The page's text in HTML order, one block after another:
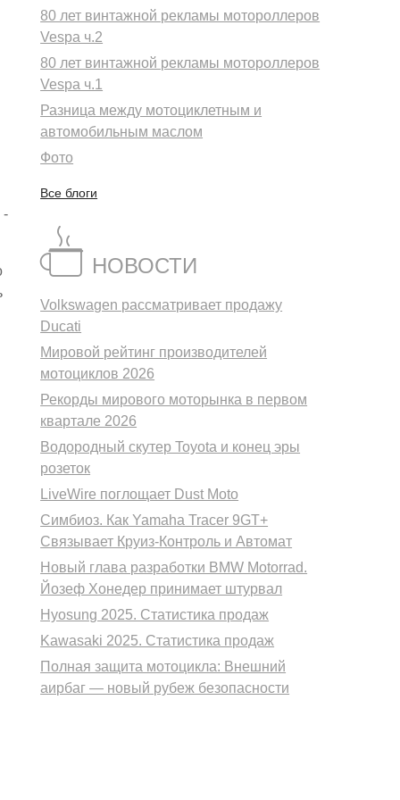
-
80 лет винтажной рекламы мотороллеров
Vespa ч.2
80 лет винтажной рекламы мотороллеров
Vespa ч.1
Разница между мотоциклетным и
автомобильным маслом
Фото
Все блоги
НОВОСТИ
Volkswagen рассматривает продажу
Ducati
Мировой рейтинг производителей
мотоциклов 2026
Рекорды мирового моторынка в первом
квартале 2026
Водородный скутер Toyota и конец эры
розеток
LiveWire поглощает Dust Moto
Симбиоз. Как Yamaha Tracer 9GT+
Связывает Круиз-Контроль и Автомат
Новый глава разработки BMW Motorrad.
Йозеф Хонедер принимает штурвал
Hyosung 2025. Статистика продаж
Kawasaki 2025. Статистика продаж
Полная защита мотоцикла: Внешний
аирбаг — новый рубеж безопасности